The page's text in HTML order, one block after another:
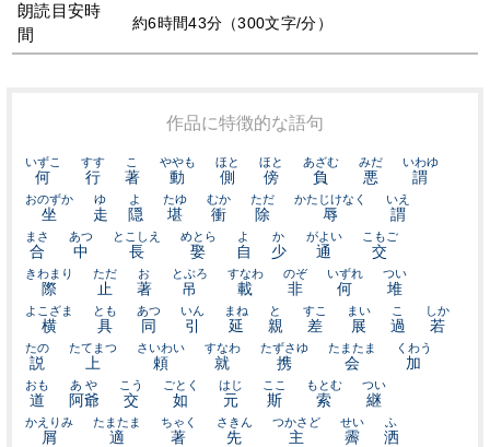
朗読目安時
間
約6時間43分（300文字/分）
作品に特徴的な語句
何
いずこ
行
すす
著
こ
動
ややも
側
ほと
傍
ほと
負
あざむ
悪
みだ
謂
いわゆ
坐
おのずか
走
ゆ
隠
よ
堪
たゆ
衝
むか
除
ただ
辱
かたじけなく
謂
いえ
合
まさ
中
あつ
長
とこしえ
娶
めとら
自
よ
少
か
通
がよい
交
こもご
際
きわまり
止
ただ
著
お
吊
とぶろ
載
すなわ
非
のぞ
何
いずれ
堆
つい
横
よこざま
具
とも
同
あつ
引
いん
延
まね
親
と
差
すこ
展
まい
過
こ
若
しか
説
たの
上
たてまつ
頼
さいわい
就
すなわ
携
たずさゆ
会
たまたま
加
くわう
道
おも
阿爺
あや
交
こう
如
ごとく
元
はじ
斯
ここ
索
もとむ
継
つい
屑
かえりみ
適
たまたま
著
ちゃく
先
さきん
主
つかさど
霽
せい
洒
ふ